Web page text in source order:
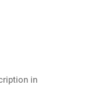
in